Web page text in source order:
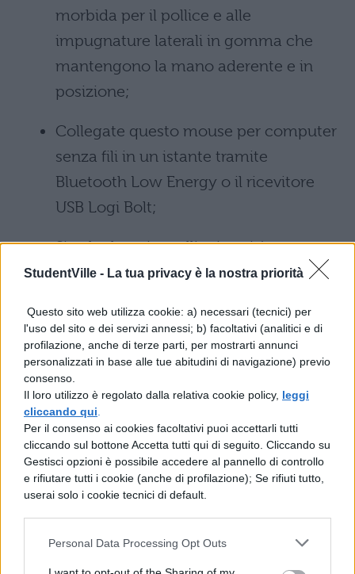
StudentVille - La tua privacy è la nostra priorità
Questo sito web utilizza cookie: a) necessari (tecnici) per
l'uso del sito e dei servizi annessi; b) facoltativi (analitici e di
profilazione, anche di terze parti, per mostrarti annunci
personalizzati in base alle tue abitudini di navigazione) previo
consenso.
Il loro utilizzo è regolato dalla relativa cookie policy, leggi
cliccando qui
Per il consenso ai cookies facoltativi puoi accettarli tutti
cliccando sul bottone Accetta tutti qui di seguito. Cliccando su
Gestisci opzioni è possibile accedere al pannello di controllo
e rifiutare tutti i cookie (anche di profilazione); Se rifiuti tutto,
userai solo i cookie tecnici di default.
Personal Data Processing Opt Outs
morbida per il pollice e alle
impugnature laterali in gomma che
mantengono la mano aderente e in
posizione;
Collegate questo mouse per computer
senza fili in un istante tramite
Bluetooth Low Energy o il ricevitore
USB Logi Bolt;
Sia che lavoriate all’università o a casa,
Logitech Signature M650è un
ridurre del 90% il rumore dei clic grazie
alla tecnologia SilentTouch;
Personalizzate i tasti laterali del mouse
con Logitech Options+, disponibile su
Windows e macOS, per le tue
scorciatoie preferite, come
avanti/indietro e copia/incolla;
batteria AA inclusa con il mouse multi